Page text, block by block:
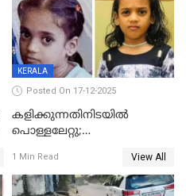
KERALA
Posted On 17-12-2025
കളിക്കുന്നതിനിടയിൽ
പൊള്ളലേറ്റു;
ക്ലാസ് വിദ്യാർത്ഥിനി മരിച്ചു
1 Min Read View All